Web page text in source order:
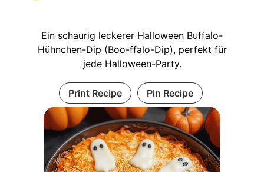
Ein schaurig leckerer Halloween Buffalo-
Hühnchen-Dip (Boo-ffalo-Dip), perfekt für
jede Halloween-Party.
Print Recipe Pin Recipe